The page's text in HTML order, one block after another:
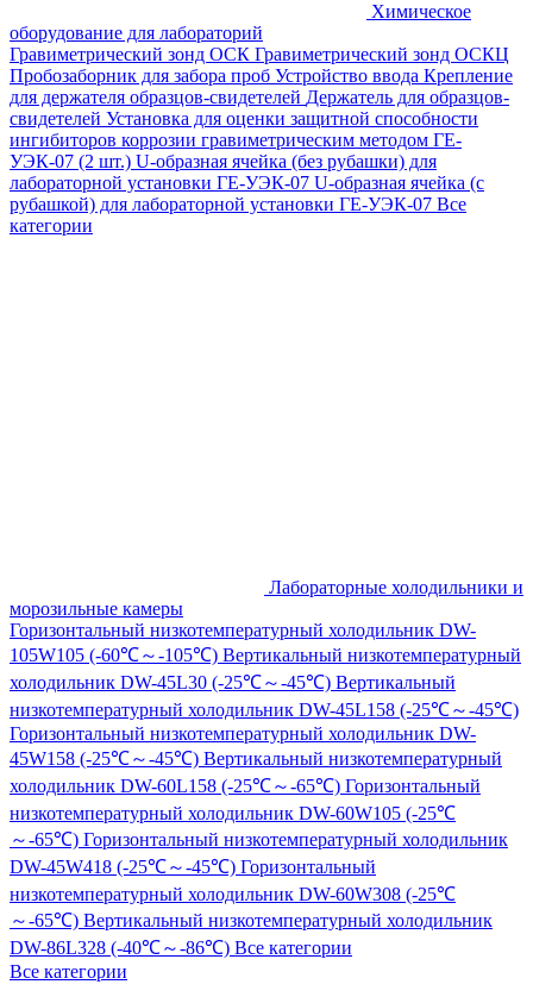
Химическое
оборудование для лабораторий
Гравиметрический зонд ОСК Гравиметрический зонд ОСКЦ
Пробозаборник для забора проб Устройство ввода Крепление
для держателя образцов-свидетелей Держатель для образцов-
свидетелей Установка для оценки защитной способности
ингибиторов коррозии гравиметрическим методом ГЕ-
УЭК-07 (2 шт.) U-образная ячейка (без рубашки) для
лабораторной установки ГЕ-УЭК-07 U-образная ячейка (с
рубашкой) для лабораторной установки ГЕ-УЭК-07 Все
категории
Лабораторные холодильники и
морозильные камеры
Горизонтальный низкотемпературный холодильник DW-
105W105 (-60℃～-105℃) Вертикальный низкотемпературный
холодильник DW-45L30 (-25℃～-45℃) Вертикальный
низкотемпературный холодильник DW-45L158 (-25℃～-45℃)
Горизонтальный низкотемпературный холодильник DW-
45W158 (-25℃～-45℃) Вертикальный низкотемпературный
холодильник DW-60L158 (-25℃～-65℃) Горизонтальный
низкотемпературный холодильник DW-60W105 (-25℃
～-65℃) Горизонтальный низкотемпературный холодильник
DW-45W418 (-25℃～-45℃) Горизонтальный
низкотемпературный холодильник DW-60W308 (-25℃
～-65℃) Вертикальный низкотемпературный холодильник
DW-86L328 (-40℃～-86℃) Все категории
Все категории